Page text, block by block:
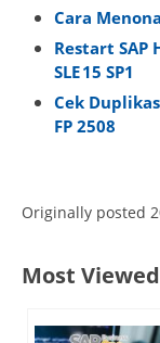
Cara
Restart SAP
SLE 15 SP1
Cek
FP 2508
Originally posted
Most